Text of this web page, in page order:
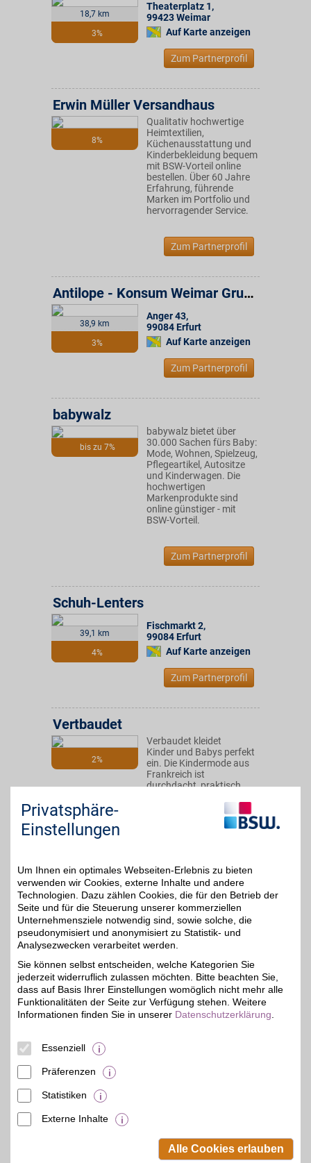
18,7 km
3%
Theaterplatz 1,
99423Weimar
Auf Karte anzeigen
Zum Partnerprofil
8%
Erwin Müller Versandhaus
Qualitativ hochwertige
Heimtextilien,
Küchenausstattung und
Kinderbekleidung bequem
mit BSW-Vorteil online
bestellen. Über 60 Jahre
Erfahrung, führende
Marken im Portfolio und
hervorragender Service.
Zum Partnerprofil
38,9 km
3%
Antilope - Konsum Weimar Gruppe
Anger 43,
99084 Erfurt
Auf Karte anzeigen
Zum Partnerprofil
bis zu 7%
babywalz
babywalz bietet über
30.000 Sachen fürs Baby:
Mode, Wohnen, Spielzeug,
Pflegeartikel, Autositze
und Kinderwagen. Die
hochwertigen
Markenprodukte sind
online günstiger - mit
BSW-Vorteil.
Zum Partnerprofil
39,1 km
4%
Schuh-Lenters
Fischmarkt 2,
99084 Erfurt
Auf Karte anzeigen
Zum Partnerprofil
2%
Vertbaudet
Verbaudet kleidet
Kinder und Babys perfekt
ein. Die Kindermode aus
Frankreich ist
durchdacht, praktisch
BSW-Mitglieder sparen
kinderleicht mit Rabatten.
Zum Partnerprofil
4%
BAUR Versand
Mode, Schuhe und Möbel
bequem per Rechnung
oder Raten im Onlineshop
kaufen. BSW-Mitglieder
shoppen mit BSW-Vorteil.
Zum Partnerprofil
4%
BAUR Gutschein
Beamten-Selbsthilfewerk GmbH.
Privatsphäre-
Einstellungen
Um Ihnen ein optimales Webseiten-Erlebnis zu bieten
verwenden wir Cookies, externe Inhalte und andere
Technologien. Dazu zählen Cookies, die für den Betrieb der
Seite und für die Steuerung unserer kommerziellen
Unternehmensziele notwendig sind, sowie solche, die
pseudonymisiert und anonymisiert zu Statistik- und
Analysezwecken verarbeitet werden.
Sie können selbst entscheiden, welche Kategorien Sie
jederzeit widerruflich zulassen möchten. Bitte beachten Sie,
dass auf Basis Ihrer Einstellungen womöglich nicht mehr alle
Funktionalitäten der Seite zur Verfügung stehen. Weitere
Informationen finden Sie in unserer Datenschutzerklärung
Essenziell
Präferenzen
Statistiken
Externe Inhalte
Alle Cookies erlauben